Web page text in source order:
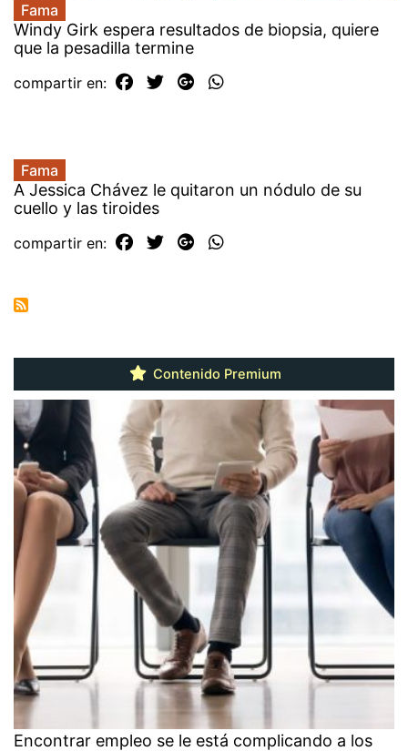
Fama
Windy Girk espera resultados de biopsia, quiere
que la pesadilla termine
compartir en:
Fama
A Jessica Chávez le quitaron un nódulo de su
cuello y las tiroides
compartir en:
Contenido Premium
Encontrar empleo se le está complicando a los